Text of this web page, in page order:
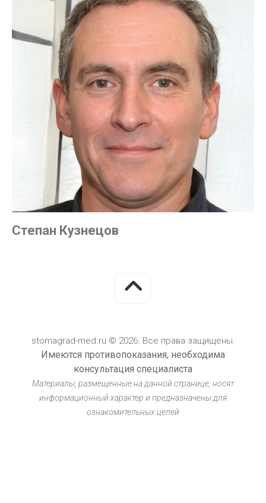
Степан Кузнецов
stomagrad-med.ru © 2026. Все права защищены.
Имеются противопоказания, необходима
консультация специалиста
Материалы, размещенные на данной странице, носят
информационный характер и предназначены для
ознакомительных целей